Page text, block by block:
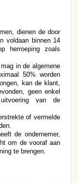
dienen de door
voldaan binnen 14
herroeping zoals
in de algemene
50% worden
kan de klant,
geen enkel
van de
of vermelde
de ondernemer,
om de vooraf aan
te brengen.